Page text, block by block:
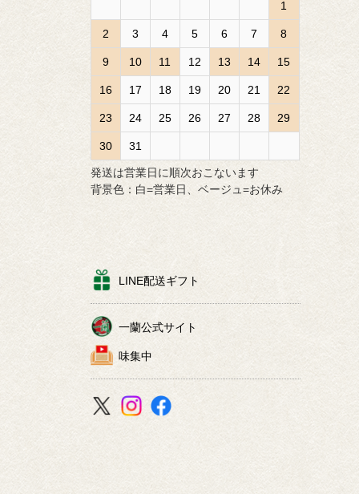
1
2 3 4 5 6 7 8
9 10 11 12 13 14 15
16 17 18 19 20 21 22
23 24 25 26 27 28 29
30 31
発送は営業日に順次おこないます
背景色：白=営業日、ベージュ=お休み
LINE配送ギフト
一蘭公式サイト
味集中